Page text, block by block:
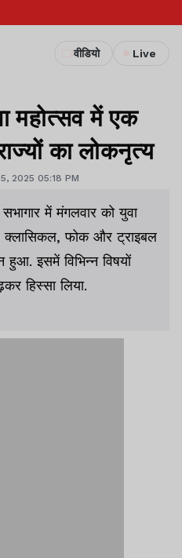
वीडियो Live
महोत्सव में एक
का लोकनृत्य
2025 05:18 PM
में मंगलवार को युवा
क्लासिकल, फोक और ट्राइबल
हुआ. इसमें विभिन्न विषयों
हिस्सा लिया.